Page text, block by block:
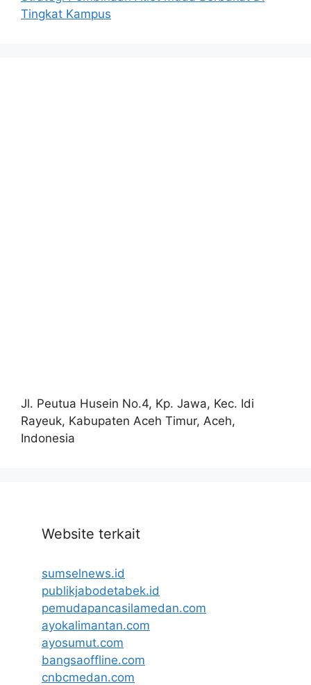
Tingkat Kampus
Jl. Peutua Husein No.4, Kp. Jawa, Kec. Idi
Rayeuk, Kabupaten Aceh Timur, Aceh,
Indonesia
Website terkait
sumselnews.id
publikjabodetabek.id
pemudapancasilamedan.com
ayokalimantan.com
ayosumut.com
bangsaoffline.com
cnbcmedan.com